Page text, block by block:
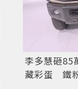
李多慧砸85
藏彩蛋 鐵